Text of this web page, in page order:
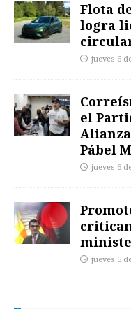
Flota
logra
jueves 6
el
Pábel
jueves 6
jueves 6